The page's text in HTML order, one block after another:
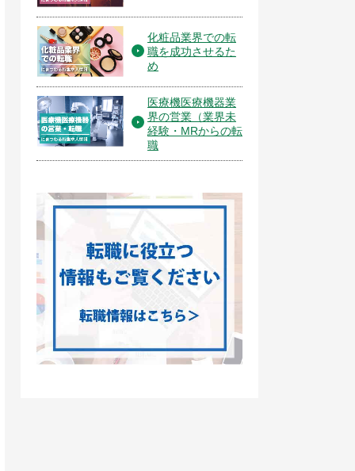
化粧品業界での転
職を成功させるた
め
医療機医療機器業
界の営業（業界未
経験・MRからの転
職